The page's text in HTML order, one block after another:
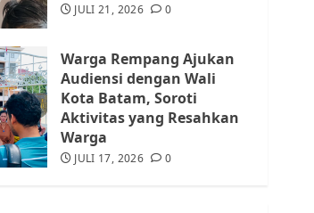
JULI 21, 2026 0
Warga Rempang Ajukan
Audiensi dengan Wali
Kota Batam, Soroti
Aktivitas yang Resahkan
Warga
JULI 17, 2026 0